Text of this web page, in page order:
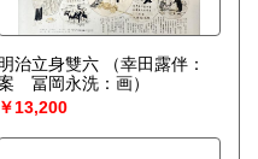
明治立身雙六
（幸田露伴：
冨岡永洗：画）
￥13,200